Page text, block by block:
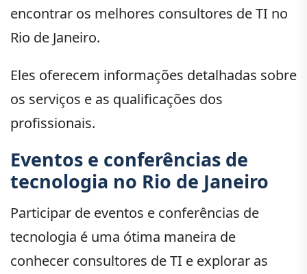
encontrar os melhores consultores de TI no
Rio de Janeiro.
Eles oferecem informações detalhadas sobre
os serviços e as qualificações dos
profissionais.
Eventos e conferências de
tecnologia no Rio de Janeiro
Participar de eventos e conferências de
tecnologia é uma ótima maneira de
conhecer consultores de TI e explorar as